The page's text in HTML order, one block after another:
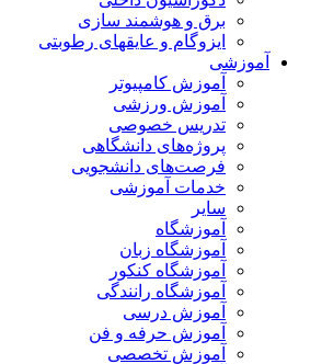
برق و هوشمند سازی
ایزوگام و عایقهای رطوبتی
آموزشی
آموزش کامپیوتر
آموزش ورزشی
تدریس خصوصی
پروژه‌های دانشگاهی
فرصت‌های دانشجویی
خدمات آموزشی
سایر
آموزشگاه
آموزشگاه زبان
آموزشگاه کنکور
آموزشگاه رانندگی
آموزش درسی
آموزش حرفه و فن
آموزش تخصصی